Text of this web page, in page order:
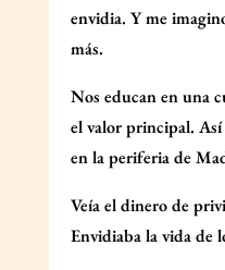
envidia. Y me
más.
Nos educan en una
el valor principal.
en la periferia de
Veía el dinero de
Envidiaba la vida de